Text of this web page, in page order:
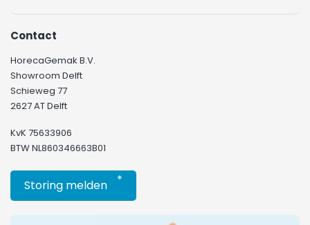
Contact
HorecaGemak B.V.
Showroom Delft
Schieweg 77
2627 AT Delft
KvK 75633906
BTW NL860346663B01
Storing melden *